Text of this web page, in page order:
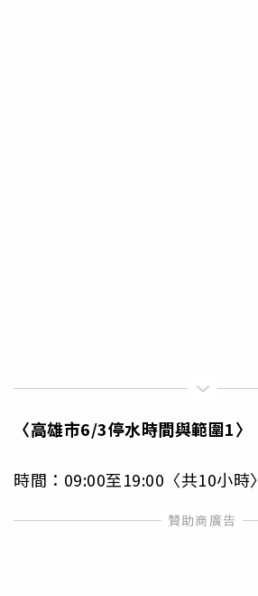
〈高雄市6/3停水時間與範圍1〉
時間：09:00至19:00〈共10小時〉